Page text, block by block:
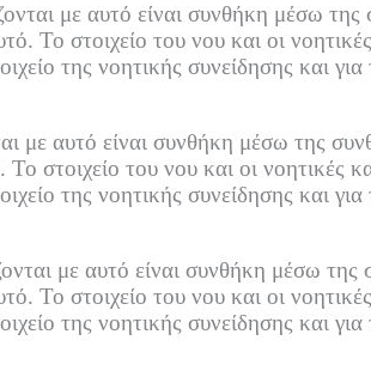
με αυτό είναι συνθήκη μέσω της
Το στοιχείο του νου και οι
της νοητικής συνείδησης και για
με αυτό είναι συνθήκη μέσω της
Το στοιχείο του νου και οι νοητικές
της νοητικής συνείδησης και για
με αυτό είναι συνθήκη μέσω της
Το στοιχείο του νου και οι
της νοητικής συνείδησης και για